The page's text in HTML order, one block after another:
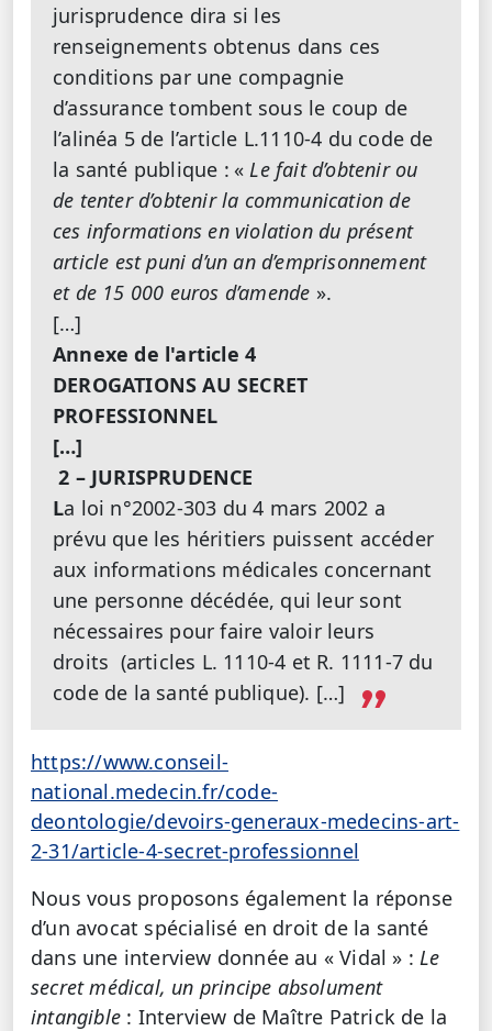
jurisprudence dira si les
renseignements obtenus dans ces
conditions par une compagnie
d’assurance tombent sous le coup de
l’alinéa 5 de l’article L.1110-4 du code de
la santé publique : « Le fait d’obtenir ou
de tenter d’obtenir la communication de
ces informations en violation du présent
article est puni d’un an d’emprisonnement
et de 15 000 euros d’amende ».
[…]
Annexe de l'article 4
DEROGATIONS AU SECRET
PROFESSIONNEL
[…]
2 – JURISPRUDENCE
La loi n°2002-303 du 4 mars 2002 a
prévu que les héritiers puissent accéder
aux informations médicales concernant
une personne décédée, qui leur sont
nécessaires pour faire valoir leurs
droits (articles L. 1110-4 et R. 1111-7 du
code de la santé publique). […]
https://www.conseil-
national.medecin.fr/code-
deontologie/devoirs-generaux-medecins-art-
2-31/article-4-secret-professionnel
Nous vous proposons également la réponse
d’un avocat spécialisé en droit de la santé
dans une interview donnée au « Vidal » : Le
secret médical, un principe absolument
intangible : Interview de Maître Patrick de la